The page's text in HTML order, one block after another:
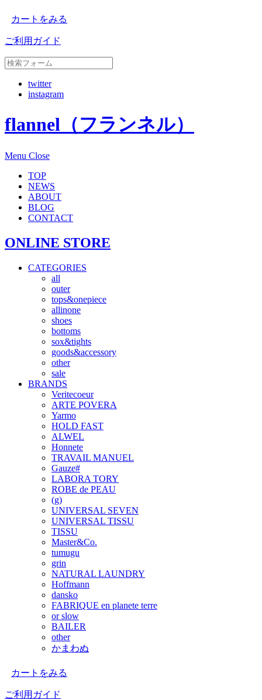
カートをみる
ご利用ガイド
twitter
instagram
flannel（フランネル）
Menu Close
TOP
NEWS
ABOUT
BLOG
CONTACT
ONLINE STORE
CATEGORIES
all
outer
tops&onepiece
allinone
shoes
bottoms
sox&tights
goods&accessory
other
sale
BRANDS
Veritecoeur
ARTE POVERA
Yarmo
HOLD FAST
ALWEL
Honnete
TRAVAIL MANUEL
Gauze#
LABORA TORY
ROBE de PEAU
(g)
UNIVERSAL SEVEN
UNIVERSAL TISSU
TISSU
Master&Co.
tumugu
grin
NATURAL LAUNDRY
Hoffmann
dansko
FABRIQUE en planete terre
or slow
BAILER
other
かまわぬ
カートをみる
ご利用ガイド